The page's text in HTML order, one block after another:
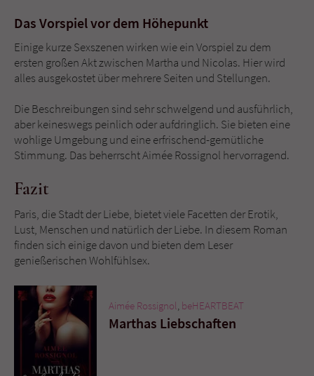
Das Vorspiel vor dem Höhepunkt
Einige kurze Sexszenen wirken wie ein Vorspiel zu dem
ersten großen Akt zwischen Martha und Nicolas. Hier wird
alles ausgekostet über mehrere Seiten und Stellungen.
Die Beschreibungen sind sehr schwelgend und ausführlich,
aber keineswegs peinlich oder aufdringlich. Sie bieten eine
wohlige Umgebung und eine erfrischend-gemütliche
Stimmung. Das beherrscht Aimée Rossignol hervorragend.
Fazit
Paris, die Stadt der Liebe, bietet viele Facetten der Erotik,
Lust, Menschen und natürlich der Liebe. In diesem Roman
finden sich einige davon und bieten dem Leser
genießerischen Wohlfühlsex.
Aimée Rossignol beHEARTBEAT
Marthas Liebschaften